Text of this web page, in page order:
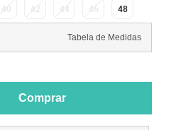
48
Tabela de Medidas
Comprar